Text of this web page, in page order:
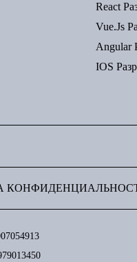
React
Vue.js
Angular
IOS